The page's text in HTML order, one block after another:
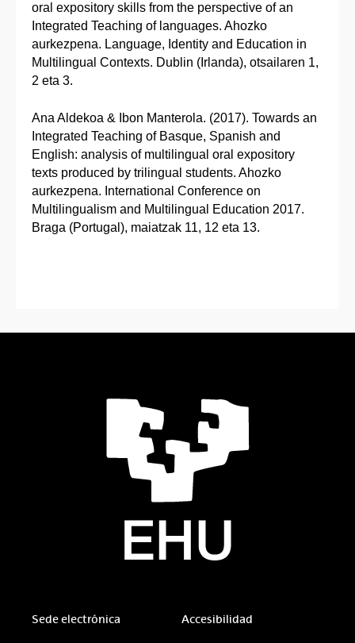
oral expository skills from the perspective of an
Integrated Teaching of languages. Ahozko
aurkezpena. Language, Identity and Education in
Multilingual Contexts. Dublin (Irlanda), otsailaren 1,
2 eta 3.
Ana Aldekoa & Ibon Manterola. (2017). Towards an
Integrated Teaching of Basque, Spanish and
English: analysis of multilingual oral expository
texts produced by trilingual students. Ahozko
aurkezpena. International Conference on
Multilingualism and Multilingual Education 2017.
Braga (Portugal), maiatzak 11, 12 eta 13.
Sede electrónica Accesibilidad